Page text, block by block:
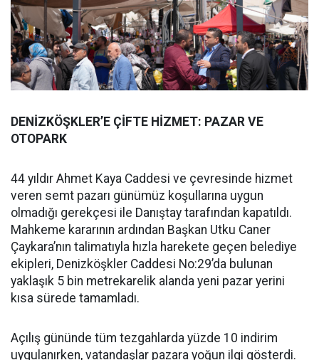
DENİZKÖŞKLER’E ÇİFTE HİZMET: PAZAR VE
OTOPARK
44 yıldır Ahmet Kaya Caddesi ve çevresinde hizmet
veren semt pazarı günümüz koşullarına uygun
olmadığı gerekçesi ile Danıştay tarafından kapatıldı.
Mahkeme kararının ardından Başkan Utku Caner
Çaykara’nın talimatıyla hızla harekete geçen belediye
ekipleri, Denizköşkler Caddesi No:29’da bulunan
yaklaşık 5 bin metrekarelik alanda yeni pazar yerini
kısa sürede tamamladı.
Açılış gününde tüm tezgahlarda yüzde 10 indirim
uygulanırken, vatandaşlar pazara yoğun ilgi gösterdi.